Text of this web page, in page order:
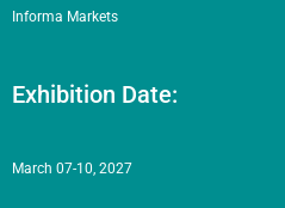
Informa Markets
Exhibition Date:
March 07-10, 2027